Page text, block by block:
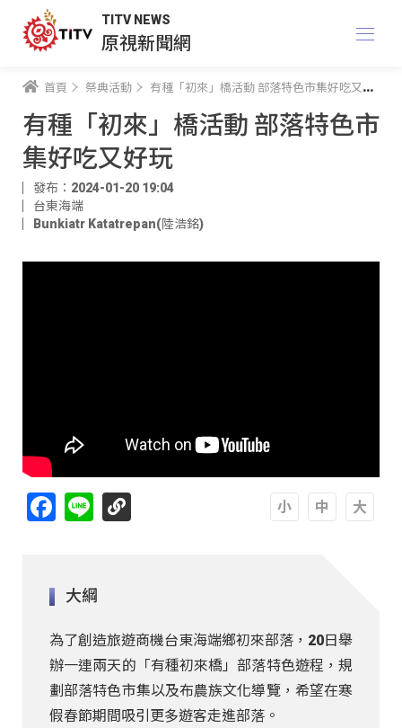
TITV NEWS
原視新聞網
首頁 祭典活動 有種「初來」橋活動 部落特色市集好吃又好玩
有種「初來」橋活動 部落特色市
集好吃又好玩
發布：2024-01-20 19:04
台東海端
Bunkiatr Katatrepan(陸浩銘)
Facebook
Line
大綱
為了創造旅遊商機台東海端鄉初來部落，20日舉
辦一連兩天的「有種初來橋」部落特色遊程，規
劃部落特色市集以及布農族文化導覽，希望在寒
假春節期間吸引更多遊客走進部落。